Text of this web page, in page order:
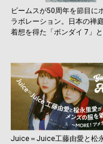
ビームスが50周年を節目に
ラボレーション。日本の禅
着想を得た「ボンダイ 7」と
Juice＝Juice工藤由愛と松